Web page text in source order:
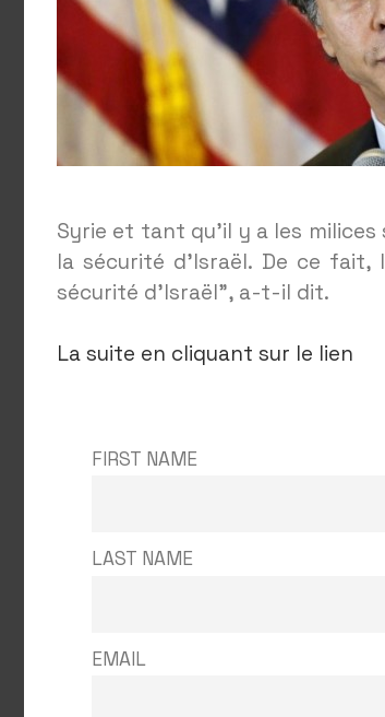
Syrie et tant qu’il y a les
la sécurité d’Israël. De ce
sécurité d’Israël”, a-t-il dit.
La suite en cliquant sur le lien
FIRST NAME
LAST NAME
EMAIL